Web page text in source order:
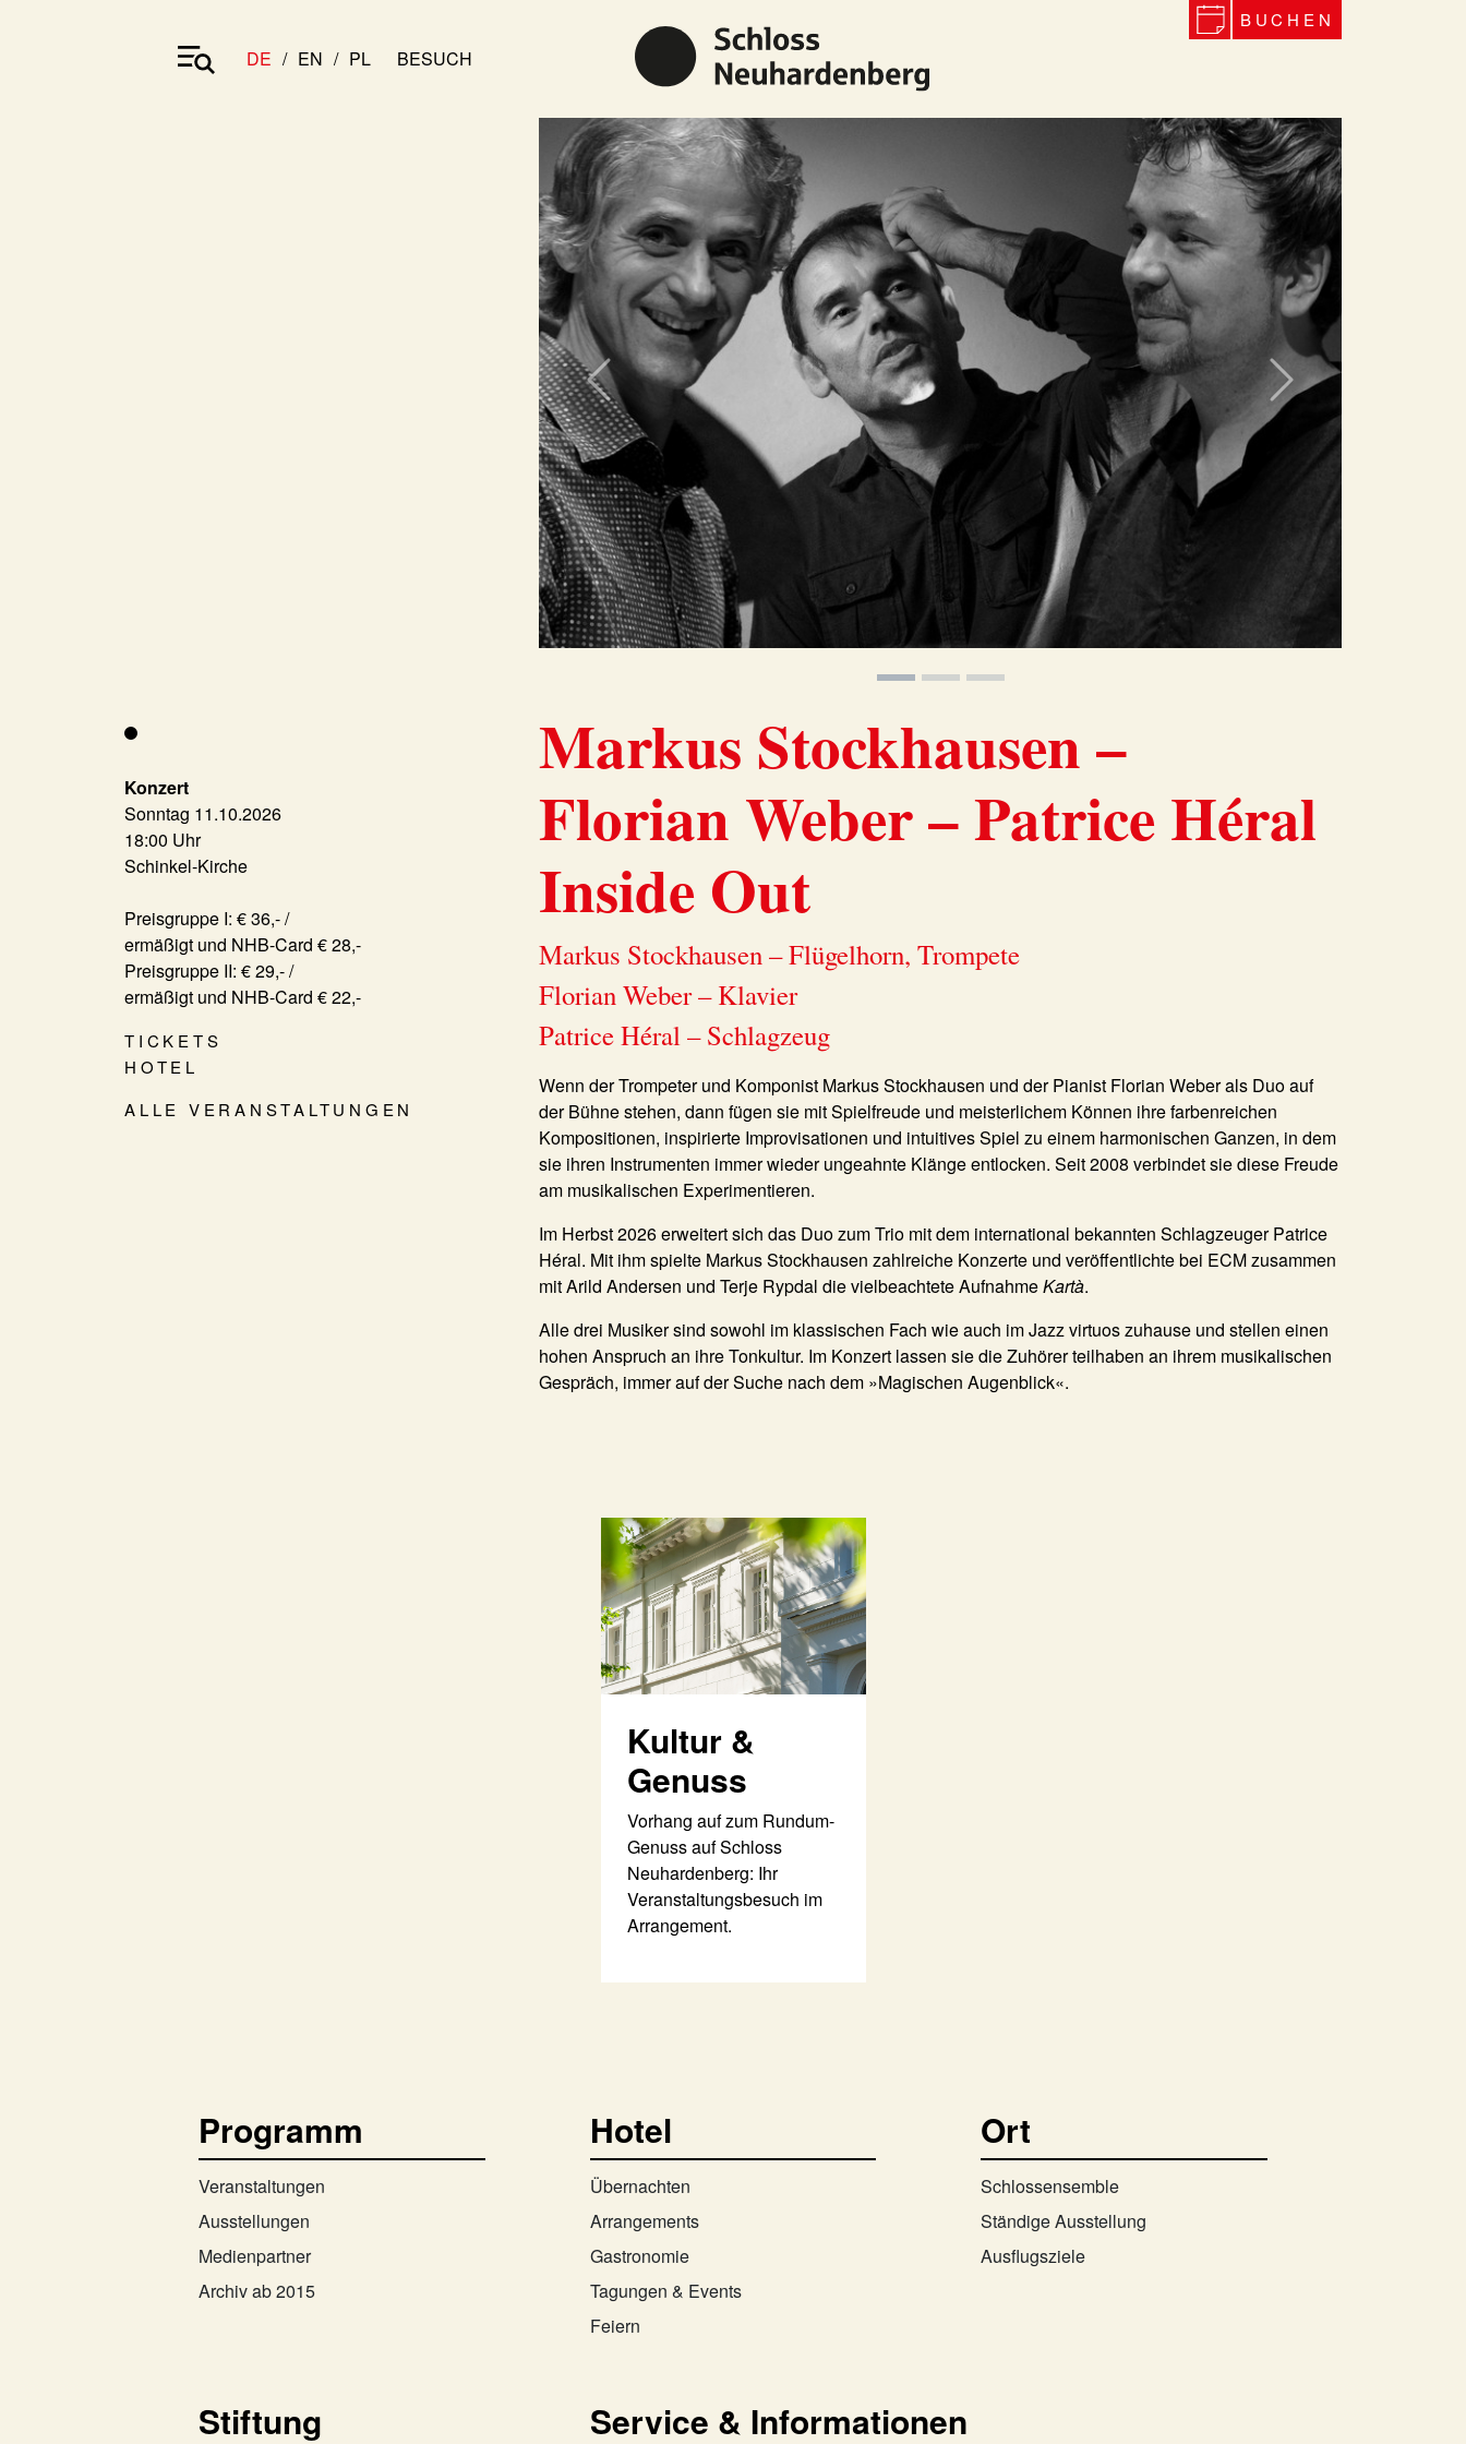
DE EN PL BESUCH
BUCHEN
Previous Next
Konzert
Sonntag 11.10.2026
18:00 Uhr
Schinkel-Kirche
Preisgruppe I: € 36,- /
ermäßigt und NHB-Card € 28,-
Preisgruppe II: € 29,- /
ermäßigt und NHB-Card € 22,-
TICKETS
HOTEL
ALLE VERANSTALTUNGEN
Markus Stockhausen –
Florian Weber – Patrice Héral
Inside Out
Markus Stockhausen – Flügelhorn, Trompete
Florian Weber – Klavier
Patrice Héral – Schlagzeug
Wenn der Trompeter und Komponist Markus Stockhausen und der Pianist Florian Weber als Duo auf
der Bühne stehen, dann fügen sie mit Spielfreude und meisterlichem Können ihre farbenreichen
Kompositionen, inspirierte Improvisationen und intuitives Spiel zu einem harmonischen Ganzen, in dem
sie ihren Instrumenten immer wieder ungeahnte Klänge entlocken. Seit 2008 verbindet sie diese Freude
am musikalischen Experimentieren.
Im Herbst 2026 erweitert sich das Duo zum Trio mit dem international bekannten Schlagzeuger Patrice
Héral. Mit ihm spielte Markus Stockhausen zahlreiche Konzerte und veröffentlichte bei ECM zusammen
mit Arild Andersen und Terje Rypdal die vielbeachtete AufnahmeKartà.
Alle drei Musiker sind sowohl im klassischen Fach wie auch im Jazz virtuos zuhause und stellen einen
hohen Anspruch an ihre Tonkultur. Im Konzert lassen sie die Zuhörer teilhaben an ihrem musikalischen
Gespräch, immer auf der Suche nach dem »Magischen Augenblick«.
Kultur &
Genuss
Vorhang auf zum Rundum-
Genuss auf Schloss
Neuhardenberg: Ihr
Veranstaltungsbesuch im
Arrangement.
Programm
Veranstaltungen
Ausstellungen
Medienpartner
Archiv ab 2015
Hotel
Übernachten
Arrangements
Gastronomie
Tagungen & Events
Feiern
Ort
Schlossensemble
Ständige Ausstellung
Ausflugsziele
Stiftung Service & Informationen